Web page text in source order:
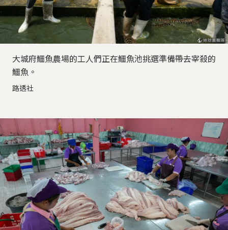
大城府鱷魚農場的工人們正在鱷魚池挑選準備帶去宰殺的
鱷魚。
路透社